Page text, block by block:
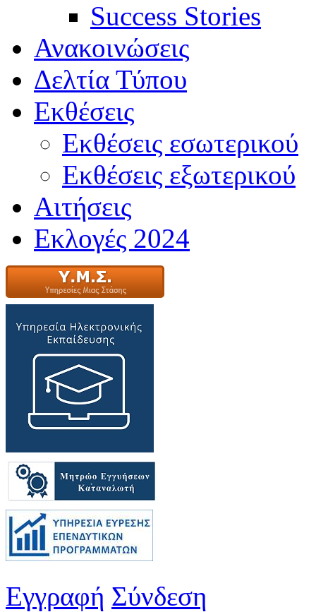
Success Stories
Ανακοινώσεις
Δελτία Τύπου
Εκθέσεις
Εκθέσεις εσωτερικού
Εκθέσεις εξωτερικού
Αιτήσεις
Εκλογές 2024
Εγγραφή Σύνδεση